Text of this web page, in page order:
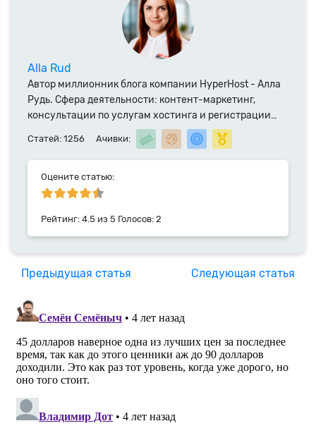
Alla Rud
Автор миллионник блога компании HyperHost - Алла
Рудь. Сфера деятельности: контент-маркетинг,
консультации по услугам хостинга и регистрации
доменных имен. Специалист компании HyperHost.UA
Статей: 1256 Ачивки:
Оцените статью:
Рейтинг: 4.5 из 5 Голосов: 2
Предыдущая статья Следующая статья